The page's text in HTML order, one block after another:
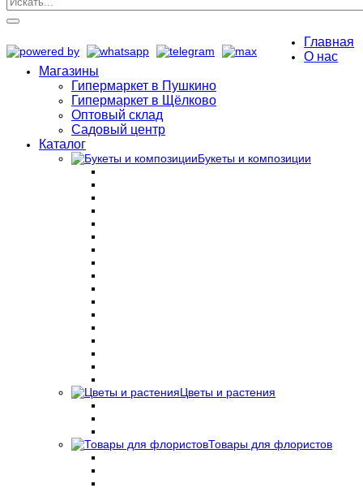
Главная
О нас
Магазины
Гипермаркет в Пушкино
Гипермаркет в Щёлково
Оптовый склад
Садовый центр
Каталог
Букеты и композиции
Цветы и растения
Товары для флористов